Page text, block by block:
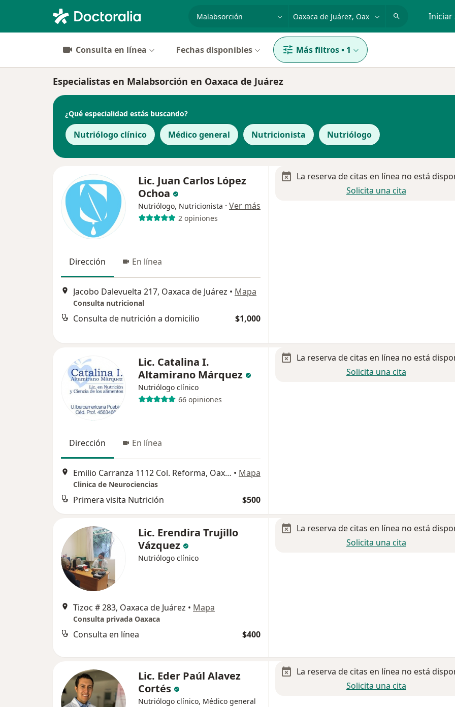
especialidad, enfermedad o nombre
p. ej. Guadalajara Iniciar
Consulta en línea Fechas disponibles Más filtros• 1
Especialistas en Malabsorción en Oaxaca de Juárez
¿Qué especialidad estás buscando?
Nutriólogo clínico Médico general Nutricionista Nutriólogo
Lic. Juan Carlos López
Ochoa
Nutriólogo, Nutricionista · Ver más
2 opiniones
Dirección En línea
Jacobo Dalevuelta 217, Oaxaca de Juárez • Mapa
Consulta nutricional
Consulta de nutrición a domicilio $1,000
La reserva de citas en línea no está
Solicita una cita
Lic. Catalina I.
Altamirano Márquez
Nutriólogo clínico
66 opiniones
Dirección En línea
Emilio Carranza 1112 Col. Reforma, Oaxaca de Juárez • Mapa
Clinica de Neurociencias
Primera visita Nutrición $500
La reserva de citas en línea no está
Solicita una cita
Lic. Erendira Trujillo
Vázquez
Nutriólogo clínico
Tizoc # 283, Oaxaca de Juárez • Mapa
Consulta privada Oaxaca
Consulta en línea $400
La reserva de citas en línea no está
Solicita una cita
Lic. Eder Paúl Alavez
Cortés
Nutriólogo clínico, Médico general
La reserva de citas en línea no está
Solicita una cita